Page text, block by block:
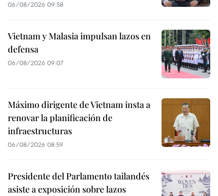
06/08/2026 09:58
Vietnam y Malasia impulsan lazos en
defensa
06/08/2026 09:07
Máximo dirigente de Vietnam insta a
renovar la planificación de
infraestructuras
06/08/2026 08:59
Presidente del Parlamento tailandés
asiste a exposición sobre lazos